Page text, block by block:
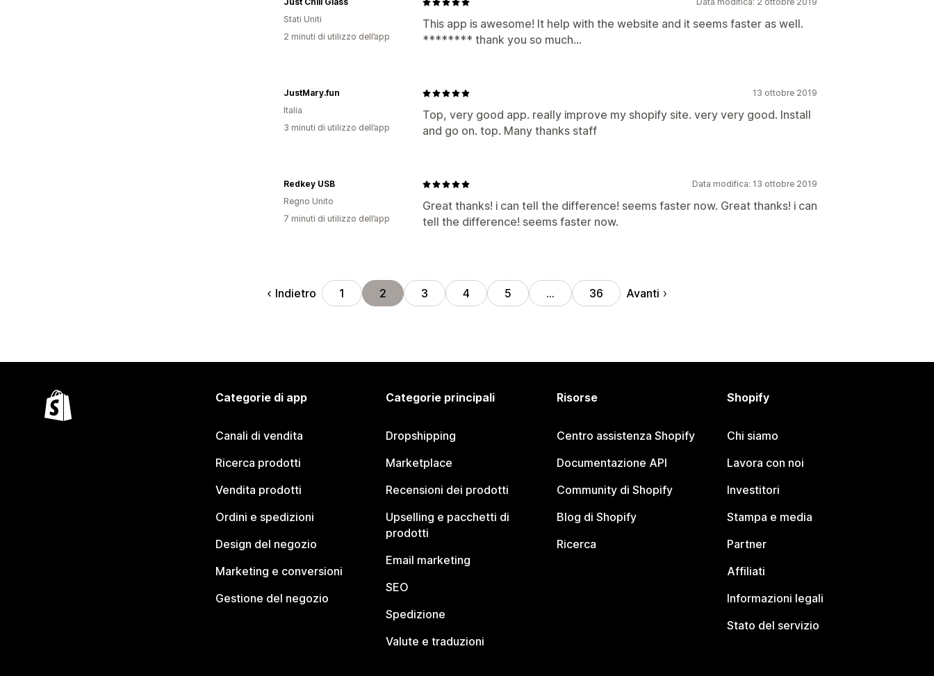
This app is awesome! It help with the website and it seems faster as well.
******** thank you so much...
Stati Uniti
2 minuti di utilizzo dell’app
13 ottobre 2019
Top, very good app. really improve my shopify site. very very good. Install
and go on. top. Many thanks staff
JustMary.fun
Italia
3 minuti di utilizzo dell’app
Data modifica: 13 ottobre 2019
Great thanks! i can tell the difference! seems faster now. Great thanks! i can
tell the difference! seems faster now.
Redkey USB
Regno Unito
7 minuti di utilizzo dell’app
Indietro 1 2 3 4 5 … 36 Avanti
Categorie di app
Canali di vendita
Ricerca prodotti
Vendita prodotti
Ordini e spedizioni
Design del negozio
Marketing e conversioni
Gestione del negozio
Categorie principali
Dropshipping
Marketplace
Recensioni dei prodotti
Upselling e pacchetti di
prodotti
Email marketing
SEO
Spedizione
Valute e traduzioni
Risorse
Centro assistenza Shopify
Documentazione API
Community di Shopify
Blog di Shopify
Ricerca
Shopify
Chi siamo
Lavora con noi
Investitori
Stampa e media
Partner
Affiliati
Informazioni legali
Stato del servizio